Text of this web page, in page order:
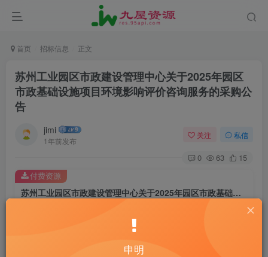
首页 招标信息 正文
苏州工业园区市政建设管理中心关于2025年园区
市政基础设施项目环境影响评价咨询服务的采购公
告
jimi
1年前发布
关注 私信
0 63 15
苏州工业园区市政建设管理中心关于2025年园区市政基础设施项目环境影响评价咨询服务的采购公告
20
付费资源
申明